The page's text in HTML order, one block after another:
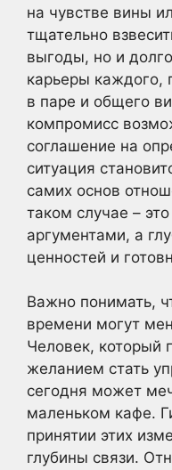
на чувстве вины
тщательно
выгоды, но и
карьеры каждого,
в паре и общего
компромисс
соглашение на
ситуация
самих основ
таком случае –
аргументами, а
ценностей и
Важно понимать,
времени могут
Человек, который
желанием стать
сегодня может
маленьком кафе.
принятии этих
глубины связи.